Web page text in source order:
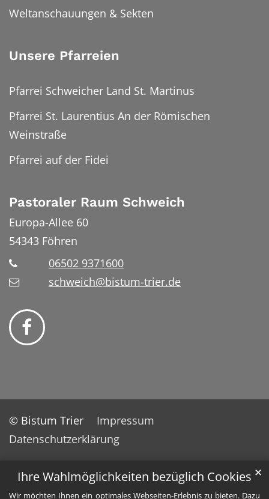
Ihre Wahlmöglichkeiten bezüglich Cookies
Wir möchten Ihnen ein optimales Webseiten-Erlebnis zu bieten. Dazu
✕
Weltanschauungen & Sekten
Unsere Pfarreien
Pfarrei Schweicher Land St. Martinus
Pfarrei St. Laurentius An der Römischen
Weinstraße
Pfarrei auf der Fidei
Pastoraler Raum Schweich
Europa-Allee 60
54343 Föhren
06502 9371600
schweich@bistum-trier.de
© Bistum Trier
Impressum
Datenschutzerklärung